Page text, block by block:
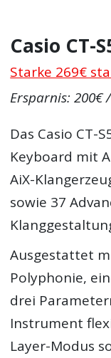
Casio CT-
Starke 269€
Ersparnis: 200€
Das Casio CT-
Keyboard mit
AiX-
sowie 37
Ausgestattet
Polyphonie,
drei
Instrument
Layer-Modus